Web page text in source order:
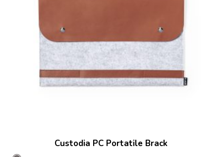
Custodia PC Portatile Brack